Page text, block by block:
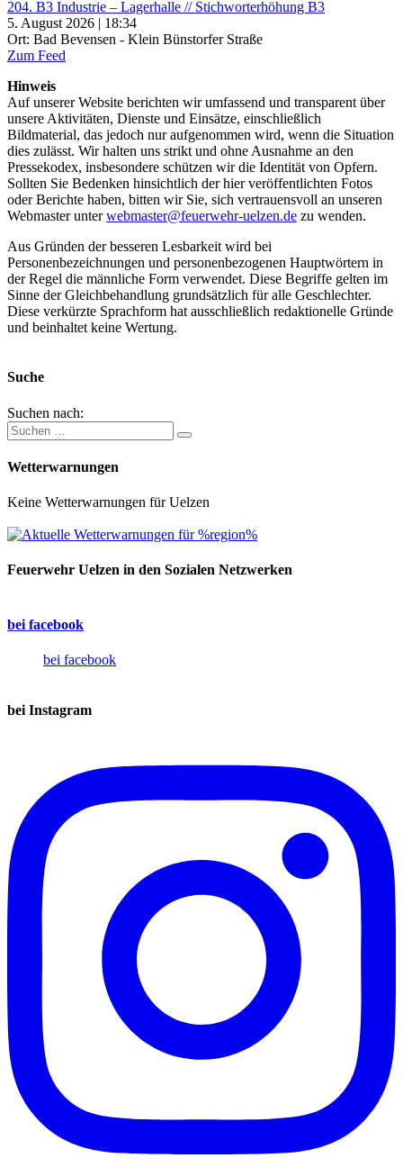
204. B3 Industrie – Lagerhalle // Stichworterhöhung B3
5. August 2026 | 18:34
Ort: Bad Bevensen - Klein Bünstorfer Straße
Zum Feed
Hinweis
Auf unserer Website berichten wir umfassend und transparent über
unsere Aktivitäten, Dienste und Einsätze, einschließlich
Bildmaterial, das jedoch nur aufgenommen wird, wenn die Situation
dies zulässt. Wir halten uns strikt und ohne Ausnahme an den
Pressekodex, insbesondere schützen wir die Identität von Opfern.
Sollten Sie Bedenken hinsichtlich der hier veröffentlichten Fotos
oder Berichte haben, bitten wir Sie, sich vertrauensvoll an unseren
Webmaster unterwebmaster@feuerwehr-uelzen.de zu wenden.
Aus Gründen der besseren Lesbarkeit wird bei
Personenbezeichnungen und personenbezogenen Hauptwörtern in
der Regel die männliche Form verwendet. Diese Begriffe gelten im
Sinne der Gleichbehandlung grundsätzlich für alle Geschlechter.
Diese verkürzte Sprachform hat ausschließlich redaktionelle Gründe
und beinhaltet keine Wertung.
Suche
Suchen nach:
Wetterwarnungen
Keine Wetterwarnungen für Uelzen
Feuerwehr Uelzen in den Sozialen Netzwerken
bei facebook
bei facebook
bei Instagram